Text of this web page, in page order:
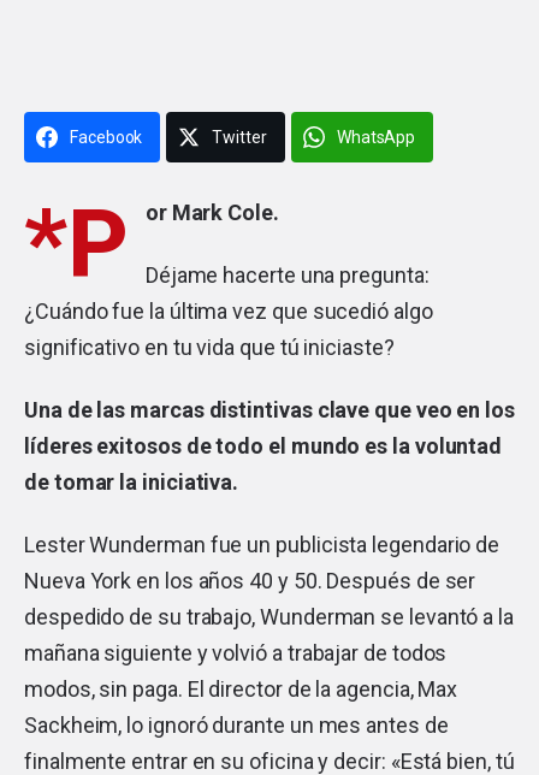
Facebook Twitter WhatsApp
*P or Mark Cole.
Déjame hacerte una pregunta:
¿Cuándo fue la última vez que sucedió algo
significativo en tu vida que tú iniciaste?
Una de las marcas distintivas clave que veo en los
líderes exitosos de todo el mundo es la voluntad
de tomar la iniciativa.
Lester Wunderman fue un publicista legendario de
Nueva York en los años 40 y 50. Después de ser
despedido de su trabajo, Wunderman se levantó a la
mañana siguiente y volvió a trabajar de todos
modos, sin paga. El director de la agencia, Max
Sackheim, lo ignoró durante un mes antes de
finalmente entrar en su oficina y decir: «Está bien, tú